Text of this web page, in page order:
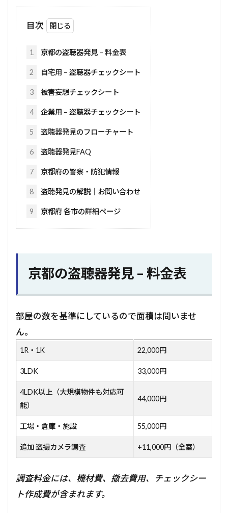
目次
1 京都の盗聴器発見 – 料金表
2 自宅用 – 盗聴器チェックシート
3 被害妄想チェックシート
4 企業用 – 盗聴器チェックシート
5 盗聴器発見のフローチャート
6 盗聴器発見FAQ
7 京都府の警察・防犯情報
8 盗聴発見の解説｜お問い合わせ
9 京都府 各市の詳細ページ
京都の盗聴器発見 – 料金表
部屋の数を基準にしているので面積は問いませ
ん。
1R・1K 22,000円
3LDK 33,000円
4LDK以上（大規模物件も対応可
能）
44,000円
工場・倉庫・施設 55,000円
追加 盗撮カメラ調査 +11,000円（全室）
調査料金には、機材費、撤去費用、チェックシー
ト作成費が含まれます。